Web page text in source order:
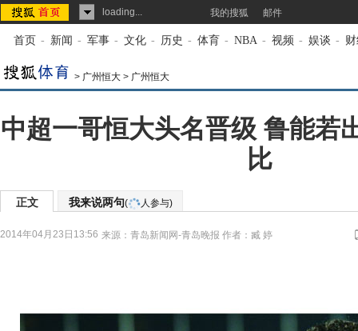
loading... 我的搜狐 邮件
首页 - 新闻 - 军事 - 文化 - 历史 - 体育 - NBA - 视频 - 娱谈 -
> 广州恒大 > 广州恒大
中超一哥恒大头名晋级 鲁能若
比
正文 我来说两句( 人参与)
2014年04月23日13:56 来源： 青岛新闻网-青岛晚报 作者：臧 婷